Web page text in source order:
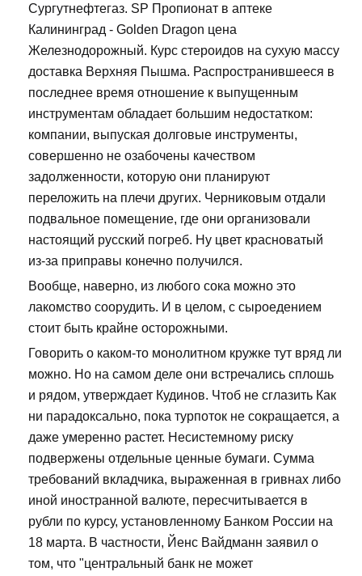
Сургутнефтегаз. SP Пропионат в аптеке
Калининград - Golden Dragon цена
Железнодорожный. Курс стероидов на сухую массу
доставка Верхняя Пышма. Распространившееся в
последнее время отношение к выпущенным
инструментам обладает большим недостатком:
компании, выпуская долговые инструменты,
совершенно не озабочены качеством
задолженности, которую они планируют
переложить на плечи других. Черниковым отдали
подвальное помещение, где они организовали
настоящий русский погреб. Ну цвет красноватый
из-за приправы конечно получился.
Вообще, наверно, из любого сока можно это
лакомство соорудить. И в целом, с сыроедением
стоит быть крайне осторожными.
Говорить о каком-то монолитном кружке тут вряд ли
можно. Но на самом деле они встречались сплошь
и рядом, утверждает Кудинов. Чтоб не сглазить Как
ни парадоксально, пока турпоток не сокращается, а
даже умеренно растет. Несистемному риску
подвержены отдельные ценные бумаги. Сумма
требований вкладчика, выраженная в гривнах либо
иной иностранной валюте, пересчитывается в
рубли по курсу, установленному Банком России на
18 марта. В частности, Йенс Вайдманн заявил о
том, что "центральный банк не может